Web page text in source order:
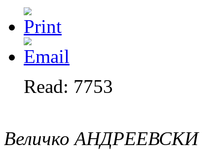
Read: 7753
Величко АНДРЕЕВСКИ